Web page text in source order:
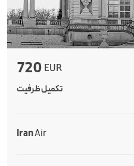
EUR
720
تکمیل ظرفیت
Air